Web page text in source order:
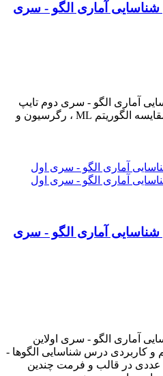
آماری الگو - سری
آماری الگو - سری دوم تایپ
شده و دسته بندی شده درباره مقایسه الگوریتم ML ، رگرسیون و
آماری الگو - سری
آماری الگو - سری اولاین
کاربردی درس شناسایی الگوها -
در قالب و فرمت چندین